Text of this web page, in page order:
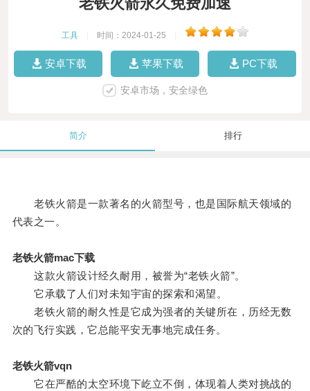
老铁火箭永久免费加速
工具 时间：2024-01-25
安卓下载 苹果下载 PC下载
安卓市场，安全绿色
简介 排行
老铁火箭是一款著名的火箭型号，也是国际航天领域的
代表之一。
老铁火箭mac下载
这款火箭设计经久耐用，被誉为“老铁火箭”。
它承载了人们对未知宇宙的探索和渴望。
老铁火箭的耐久性是它成为强者的关键所在，历经无数
次的飞行实践，它总能平安无事地完成任务。
老铁火箭vqn
它在严酷的太空环境下屹立不倒，体现着人类对挑战的